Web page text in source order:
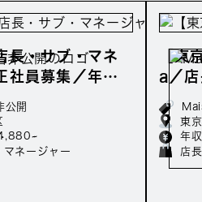
長・サブ・マネ
社員募集／年収5
公開
マネージャー
【
a／
東
年
店